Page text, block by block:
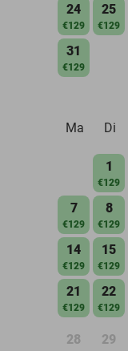
24
€129
25
€129
31
€129
Ma
Di
1
€129
7
€129
8
€129
14
€129
15
€129
21
€129
22
€129
28 29